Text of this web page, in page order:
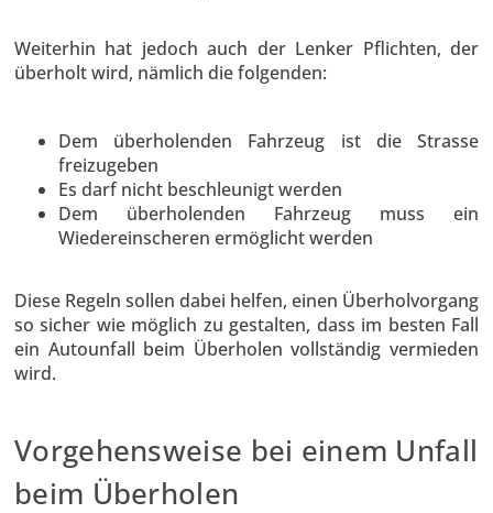
Weiterhin hat jedoch auch der Lenker Pflichten, der
überholt wird, nämlich die folgenden:
Dem überholenden Fahrzeug ist die Strasse
freizugeben
Es darf nicht beschleunigt werden
Dem überholenden Fahrzeug muss ein
Wiedereinscheren ermöglicht werden
Diese Regeln sollen dabei helfen, einen Überholvorgang
so sicher wie möglich zu gestalten, dass im besten Fall
ein Autounfall beim Überholen vollständig vermieden
wird.
Vorgehensweise bei einem Unfall
beim Überholen